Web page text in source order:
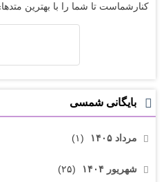
کنارشماست تا شما را با بهترين
بایگانی شمسی
مرداد ۱۴۰۵ (۱)
شهریور ۱۴۰۴ (۲۵)